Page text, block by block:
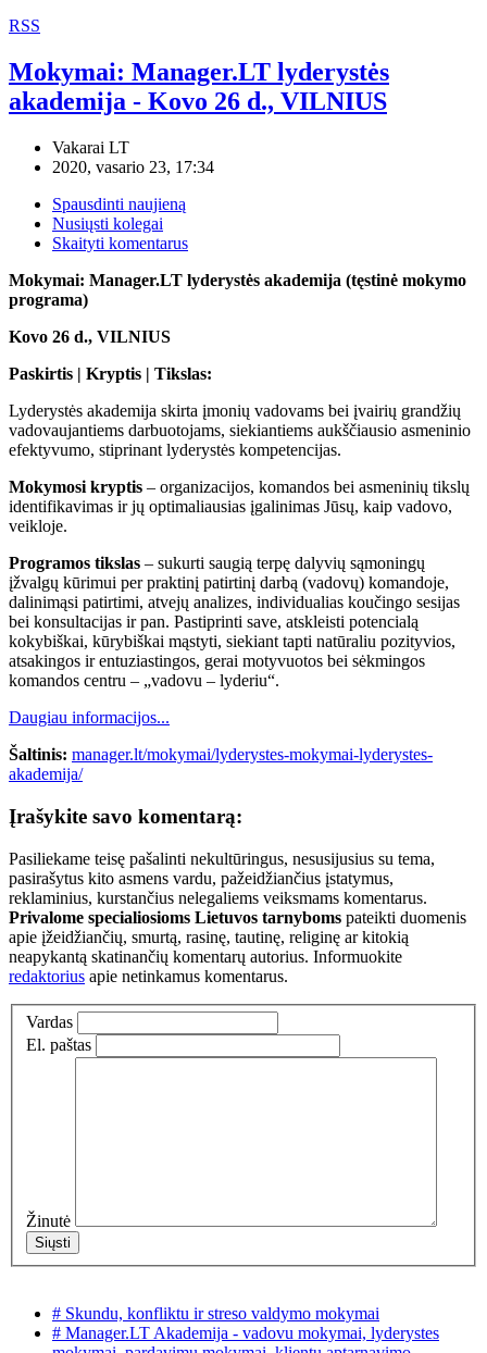
RSS
Mokymai: Manager.LT lyderystės
akademija - Kovo 26 d., VILNIUS
Vakarai LT
2020, vasario 23, 17:34
Spausdinti naujieną
Nusiųsti kolegai
Skaityti komentarus
Mokymai: Manager.LT lyderystės akademija (tęstinė mokymo
programa)
Kovo 26 d., VILNIUS
Paskirtis | Kryptis | Tikslas:
Lyderystės akademija skirta įmonių vadovams bei įvairių grandžių
vadovaujantiems darbuotojams, siekiantiems aukščiausio asmeninio
efektyvumo, stiprinant lyderystės kompetencijas.
Mokymosi kryptis – organizacijos, komandos bei asmeninių tikslų
identifikavimas ir jų optimaliausias įgalinimas Jūsų, kaip vadovo,
veikloje.
Programos tikslas – sukurti saugią terpę dalyvių sąmoningų
įžvalgų kūrimui per praktinį patirtinį darbą (vadovų) komandoje,
dalinimąsi patirtimi, atvejų analizes, individualias koučingo sesijas
bei konsultacijas ir pan. Pastiprinti save, atskleisti potencialą
kokybiškai, kūrybiškai mąstyti, siekiant tapti natūraliu pozityvios,
atsakingos ir entuziastingos, gerai motyvuotos bei sėkmingos
komandos centru – „vadovu – lyderiu“.
Daugiau informacijos...
Šaltinis: manager.lt/mokymai/lyderystes-mokymai-lyderystes-
akademija/
Įrašykite savo komentarą:
Pasiliekame teisę pašalinti nekultūringus, nesusijusius su tema,
pasirašytus kito asmens vardu, pažeidžiančius įstatymus,
reklaminius, kurstančius nelegaliems veiksmams komentarus.
Privalome specialiosioms Lietuvos tarnyboms pateikti duomenis
apie įžeidžiančių, smurtą, rasinę, tautinę, religinę ar kitokią
neapykantą skatinančių komentarų autorius. Informuokite
redaktorius apie netinkamus komentarus.
Vardas
El. paštas
Žinutė
# Skundu, konfliktu ir streso valdymo mokymai
# Manager.LT Akademija - vadovu mokymai, lyderystes